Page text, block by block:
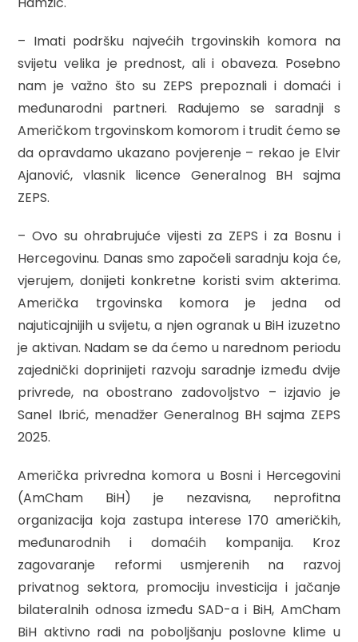
– Imati podršku najvećih trgovinskih komora na
svijetu velika je prednost, ali i obaveza. Posebno
nam je važno što su ZEPS prepoznali i domaći i
međunarodni partneri. Radujemo se saradnji s
Američkom trgovinskom komorom i trudit ćemo se
da opravdamo ukazano povjerenje – rekao je Elvir
Ajanović, vlasnik licence Generalnog BH sajma
ZEPS.
– Ovo su ohrabrujuće vijesti za ZEPS i za Bosnu i
Hercegovinu. Danas smo započeli saradnju koja će,
vjerujem, donijeti konkretne koristi svim akterima.
Američka trgovinska komora je jedna od
najuticajnijih u svijetu, a njen ogranak u BiH izuzetno
je aktivan. Nadam se da ćemo u narednom periodu
zajednički doprinijeti razvoju saradnje između dvije
privrede, na obostrano zadovoljstvo – izjavio je
Sanel Ibrić, menadžer Generalnog BH sajma ZEPS
2025.
Američka privredna komora u Bosni i Hercegovini
(AmCham BiH) je nezavisna, neprofitna
organizacija koja zastupa interese 170 američkih,
međunarodnih i domaćih kompanija. Kroz
zagovaranje reformi usmjerenih na razvoj
privatnog sektora, promociju investicija i jačanje
bilateralnih odnosa između SAD-a i BiH, AmCham
BiH aktivno radi na poboljšanju poslovne klime u